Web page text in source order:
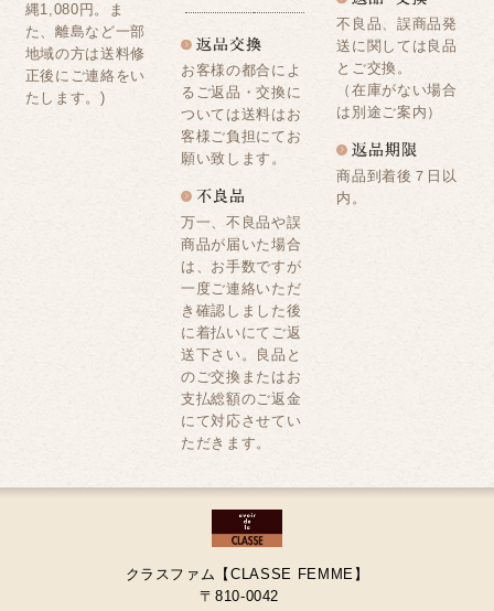
縄1,080円。ま
た、離島など一部
地域の方は送料修
正後にご連絡をい
たします。)
お客様の都合によ
るご返品・交換に
ついては送料はお
客様ご負担にてお
願い致します。
万一、不良品や誤
商品が届いた場合
は、お手数ですが
一度ご連絡いただ
き確認しました後
に着払いにてご返
送下さい。良品と
のご交換またはお
支払総額のご返金
にて対応させてい
ただきます。
不良品、誤商品発
送に関しては良品
とご交換。
（在庫がない場合
は別途ご案内）
商品到着後７日以
内。
クラスファム【CLASSE FEMME】
〒810-0042